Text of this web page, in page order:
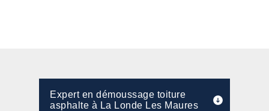
Expert en démoussage toiture
asphalte à La Londe Les Maures